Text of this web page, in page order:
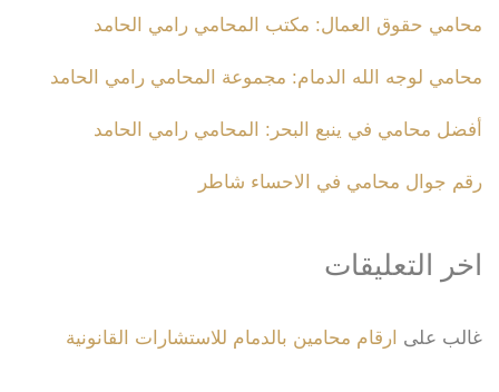
محامي حقوق العمال: مكتب المحامي رامي الحامد
محامي لوجه الله الدمام: مجموعة المحامي رامي الحامد
أفضل محامي في ينبع البحر: المحامي رامي الحامد
رقم جوال محامي في الاحساء شاطر
اخر التعليقات
غالب على ارقام محامين بالدمام للاستشارات القانونية